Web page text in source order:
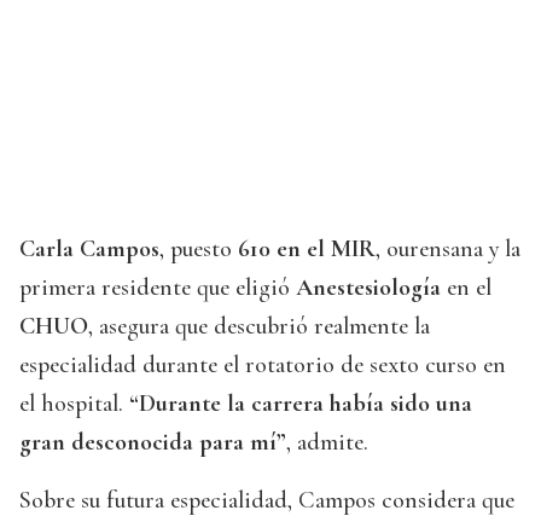
Carla Campos, puesto 610 en el MIR, ourensana y la
primera residente que eligió Anestesiología en el
CHUO, asegura que descubrió realmente la
especialidad durante el rotatorio de sexto curso en
el hospital. “Durante la carrera había sido una
gran desconocida para mí”, admite.
Sobre su futura especialidad, Campos considera que